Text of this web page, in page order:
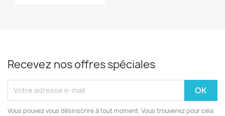
Recevez nos offres spéciales
Vous pouvez vous désinscrire à tout moment. Vous trouverez pour cela